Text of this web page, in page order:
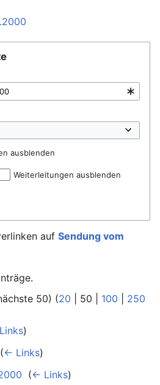
ausblenden
Weiterleitungen ausblenden
auf Sendung vom
50) (20 50 100
250
)
(← Links)
(← Links)